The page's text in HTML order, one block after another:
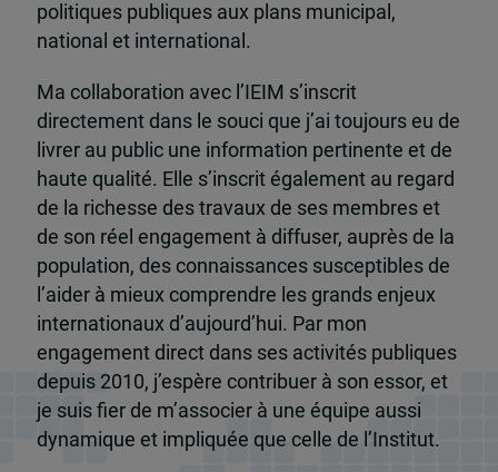
politiques publiques aux plans municipal,
national et international.
Ma collaboration avec l’IEIM s’inscrit
directement dans le souci que j’ai toujours eu de
livrer au public une information pertinente et de
haute qualité. Elle s’inscrit également au regard
de la richesse des travaux de ses membres et
de son réel engagement à diffuser, auprès de la
population, des connaissances susceptibles de
l’aider à mieux comprendre les grands enjeux
internationaux d’aujourd’hui. Par mon
engagement direct dans ses activités publiques
depuis 2010, j’espère contribuer à son essor, et
je suis fier de m’associer à une équipe aussi
dynamique et impliquée que celle de l’Institut.